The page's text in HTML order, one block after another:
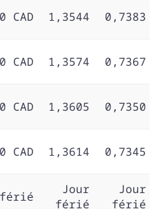
CAD 1,3544 0,7383
CAD 1,3574 0,7367
CAD 1,3605 0,7350
CAD 1,3614 0,7345
Jour
férié
Jour
férié